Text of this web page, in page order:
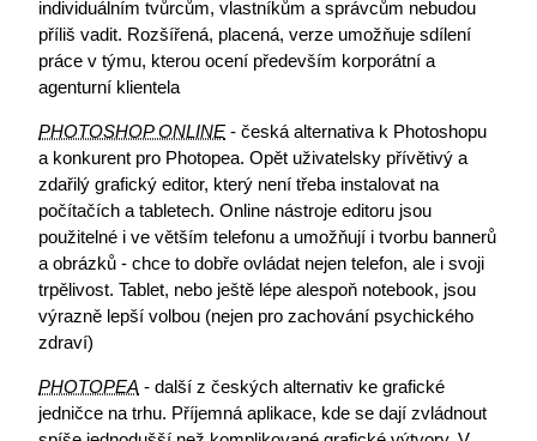
individuálním tvůrcům, vlastníkům a správcům nebudou
příliš vadit. Rozšířená, placená, verze umožňuje sdílení
práce v týmu, kterou ocení především korporátní a
agenturní klientela
PHOTOSHOP ONLINE - česká alternativa k Photoshopu
a konkurent pro Photopea. Opět uživatelsky přívětivý a
zdařilý grafický editor, který není třeba instalovat na
počítačích a tabletech. Online nástroje editoru jsou
použitelné i ve větším telefonu a umožňují i tvorbu bannerů
a obrázků - chce to dobře ovládat nejen telefon, ale i svoji
trpělivost. Tablet, nebo ještě lépe alespoň notebook, jsou
výrazně lepší volbou (nejen pro zachování psychického
zdraví)
PHOTOPEA - další z českých alternativ ke grafické
jedničce na trhu. Příjemná aplikace, kde se dají zvládnout